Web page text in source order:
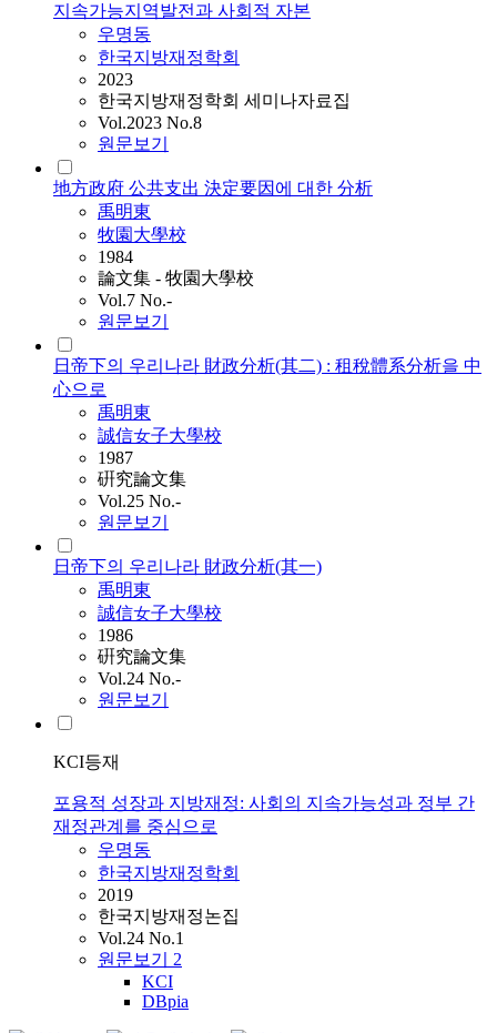
지속가능지역발전과 사회적 자본
우명동
한국지방재정학회
2023
한국지방재정학회 세미나자료집
Vol.2023 No.8
원문보기
地方政府 公共支出 決定要因에 대한 分析
禹明東
牧園大學校
1984
論文集 - 牧園大學校
Vol.7 No.-
원문보기
日帝下의 우리나라 財政分析(其二) : 租稅體系分析을 中
心으로
禹明東
誠信女子大學校
1987
硏究論文集
Vol.25 No.-
원문보기
日帝下의 우리나라 財政分析(其一)
禹明東
誠信女子大學校
1986
硏究論文集
Vol.24 No.-
원문보기
KCI등재
포용적 성장과 지방재정: 사회의 지속가능성과 정부 간
재정관계를 중심으로
우명동
한국지방재정학회
2019
한국지방재정논집
Vol.24 No.1
원문보기 2
KCI
DBpia